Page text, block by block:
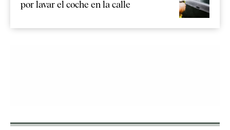
por lavar el coche en la calle